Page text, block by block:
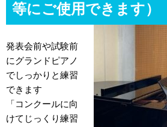
等にご使用できます）
発表会前や試験前
にグランドピアノ
でしっかりと練習
できます
「コンクールに向
けてじっくり練習